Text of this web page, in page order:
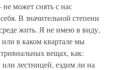
может снять с нас
В значительной степени
жить. Я не имею в виду,
в каком квартале мы
вещах, как:
лестницей, ездим ли на